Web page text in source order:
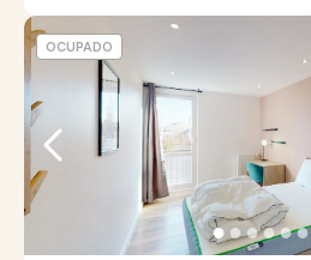
●●●●●●
OCUPADO